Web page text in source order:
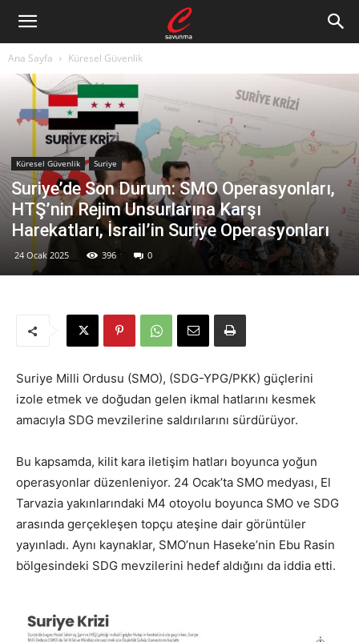
Ana Sayfa Küresel Güvenlik
Küresel Güvenlik Suriye
Suriye’de Son Durum: SMO Operasyonları,
HTŞ’nin Rejim Unsurlarına Karşı
Harekatları, İsrail’in Suriye Operasyonları
24 Ocak 2025 396 0
Suriye Milli Ordusu (SMO), (SDG-YPG/PKK) güçlerini
izole etmek ve doğudan gelen ikmal hatlarını kesmek
amacıyla SDG mevzilerine saldırılarını sürdürüyor.
Bu kapsamda, kilit kara iletişim hatları boyunca yoğun
operasyonlar düzenleniyor. 24 Ocak’ta SMO medyası, El
Tarvazia yakınlarındaki M4 otoyolu boyunca SMO ve SDG
arasında gerçekleşen topçu ateşine dair görüntüler
yayınladı. Aynı kaynaklar, SMO’nun Haseke’nin Ebu Rasin
bölgesindeki SDG mevzilerini hedef aldığını da iddia etti.